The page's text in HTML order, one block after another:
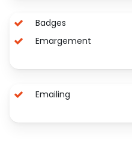
Badges
Emargement
Emailing